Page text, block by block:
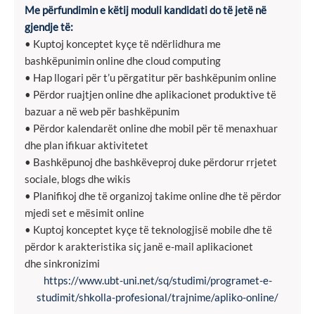
Me përfundimin e këtij moduli kandidati do të jetë në
gjendje të:
• Kuptoj konceptet kyçe të ndërlidhura me
bashkëpunimin online dhe cloud computing
• Hap llogari për t’u përgatitur për bashkëpunim online
• Përdor ruajtjen online dhe aplikacionet produktive të
bazuar a në web për bashkëpunim
• Përdor kalendarët online dhe mobil për të menaxhuar
dhe plan ifikuar aktivitetet
• Bashkëpunoj dhe bashkëveproj duke përdorur rrjetet
sociale, blogs dhe wikis
• Planifikoj dhe të organizoj takime online dhe të përdor
mjedi set e mësimit online
• Kuptoj konceptet kyçe të teknologjisë mobile dhe të
përdor k arakteristika siç janë e-mail aplikacionet
dhe sinkronizimi
https://www.ubt-uni.net/sq/studimi/programet-e-
studimit/shkolla-profesional/trajnime/apliko-online/